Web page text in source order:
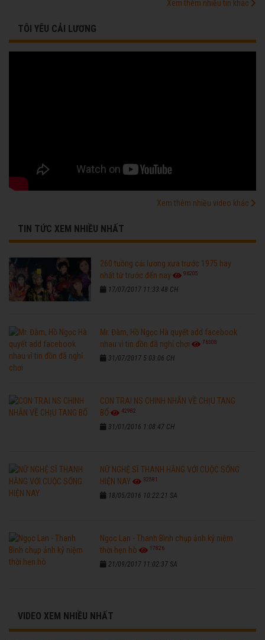
Xem thêm nhiều tin khác
TÔI YÊU CẢI LƯƠNG
Xem thêm nhiều video khác
TIN TỨC XEM NHIỀU NHẤT
260 tuồng cải lương xưa trước 1975 hay
nhất từ trước đến nay
96205
17/07/2017 11:33:48 CH
Mr. Đàm, Hồ Ngọc Hà quyết add facebook
nhau vì tin đồn đã nghỉ chơi
76308
31/07/2017 5:03:06 CH
CON TRAI NS CHINH NHẪN VỀ CHỊU TANG
BỐ
42982
31/01/2016 1:08:47 CH
NỮ NGHỆ SĨ THANH HẰNG VỚI CUỘC SỐNG
HIỆN NAY
32581
18/05/2016 10:22:21 SA
Ngọc Lan - Thanh Bình chụp ảnh kỷ niệm
thời hẹn hò
17826
21/09/2017 11:02:37 SA
VIDEO XEM NHIỀU NHẤT